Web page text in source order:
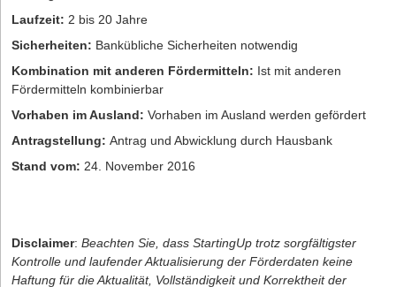
Laufzeit: 2 bis 20 Jahre
Sicherheiten: Bankübliche Sicherheiten notwendig
Kombination mit anderen Fördermitteln: Ist mit anderen
Fördermitteln kombinierbar
Vorhaben im Ausland: Vorhaben im Ausland werden gefördert
Antragstellung: Antrag und Abwicklung durch Hausbank
Stand vom: 24. November 2016
Disclaimer: Beachten Sie, dass StartingUp trotz sorgfältigster
Kontrolle und laufender Aktualisierung der Förderdaten keine
Haftung für die Aktualität, Vollständigkeit und Korrektheit der